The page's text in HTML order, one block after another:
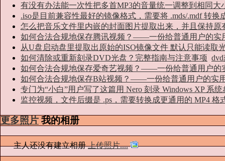
有没有办法能一次性把多首MP3的音量统一调整到相同大
.iso是目前兼容性最好的镜像格式，需要将 .mds/.mdf 转换
怎么把音乐文件里内嵌的封面图片提取出来，并且保持原
如何合法合规地保存腾讯视频？——一份给普通用户的实
从U盘启动盘里提取出原始的ISO镜像文件 默认只能读取
如何清除或重新刻录DVD光盘？完整指南与注意事项
如何合法合规地保存爱奇艺视频？——一份给普通用户的
如何合法合规地保存B站视频？——一份给普通用户的实
专门为“小白”用户写了这篇用 Nero 刻录 Windows XP 系
监控视频，文件后缀是 .ps，需要转换成更通用的 MP4 格
更多照片 我的相册
主人还没有建立相册上传照片....